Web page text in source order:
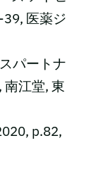
医薬ジ
パートナ
南江堂, 東
p.82,